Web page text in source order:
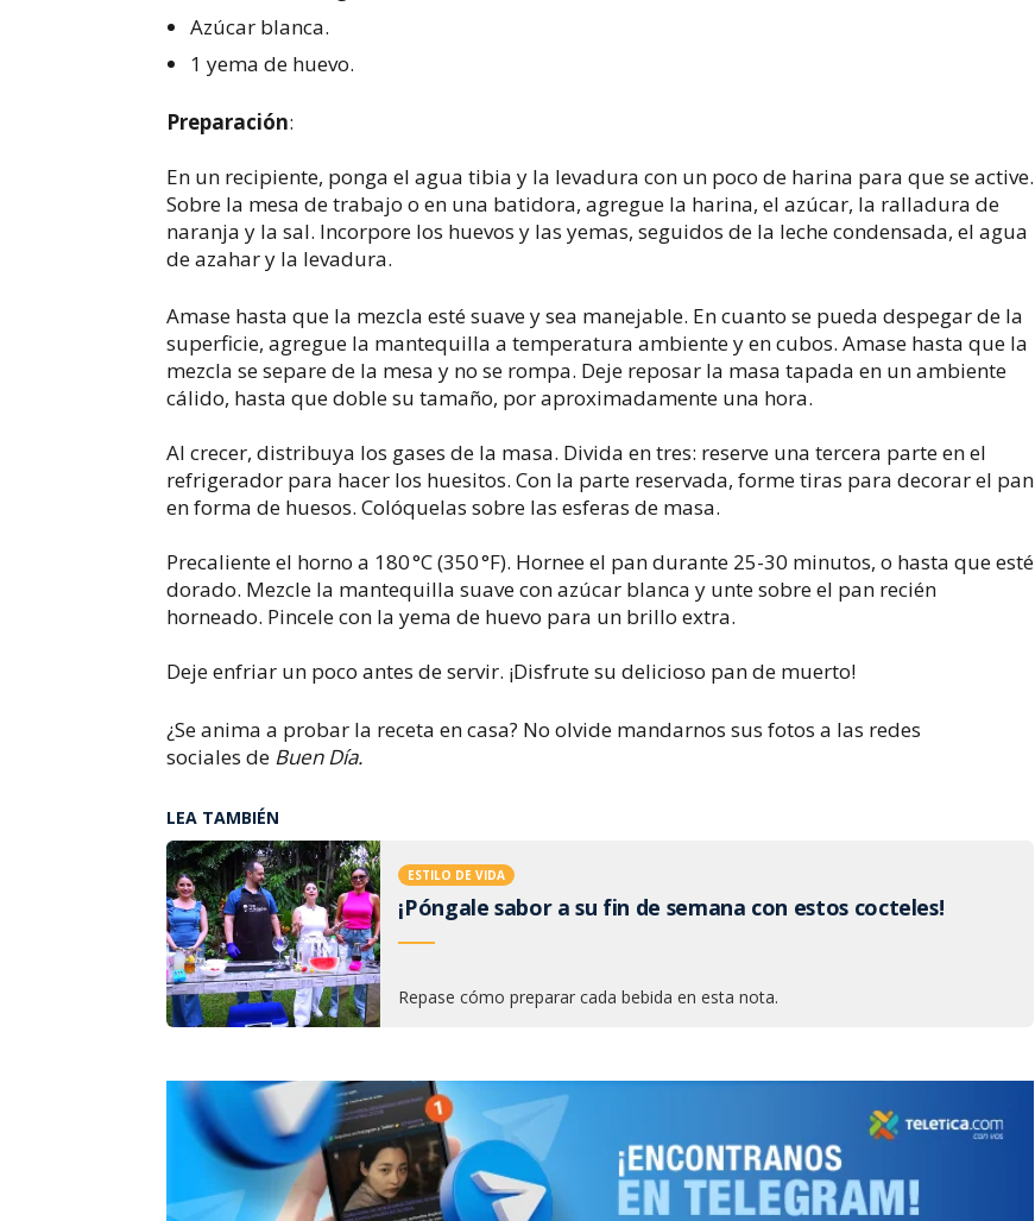
Azúcar blanca.
1 yema de huevo.
Preparación:
En un recipiente, ponga el agua tibia y la levadura con un poco de harina para que se active.
Sobre la mesa de trabajo o en una batidora, agregue la harina, el azúcar, la ralladura de
naranja y la sal. Incorpore los huevos y las yemas, seguidos de la leche condensada, el agua
de azahar y la levadura.
Amase hasta que la mezcla esté suave y sea manejable. En cuanto se pueda despegar de la
superficie, agregue la mantequilla a temperatura ambiente y en cubos. Amase hasta que la
mezcla se separe de la mesa y no se rompa. Deje reposar la masa tapada en un ambiente
cálido, hasta que doble su tamaño, por aproximadamente una hora.
Al crecer, distribuya los gases de la masa. Divida en tres: reserve una tercera parte en el
refrigerador para hacer los huesitos. Con la parte reservada, forme tiras para decorar el pan
en forma de huesos. Colóquelas sobre las esferas de masa.
Precaliente el horno a 180 °C (350 °F). Hornee el pan durante 25-30 minutos, o hasta que esté
dorado. Mezcle la mantequilla suave con azúcar blanca y unte sobre el pan recién
horneado. Pincele con la yema de huevo para un brillo extra.
Deje enfriar un poco antes de servir. ¡Disfrute su delicioso pan de muerto!
¿Se anima a probar la receta en casa? No olvide mandarnos sus fotos a las redes
sociales de Buen Día.
LEA TAMBIÉN
ESTILO DE VIDA
¡Póngale sabor a su fin de semana con estos cocteles!
Repase cómo preparar cada bebida en esta nota.